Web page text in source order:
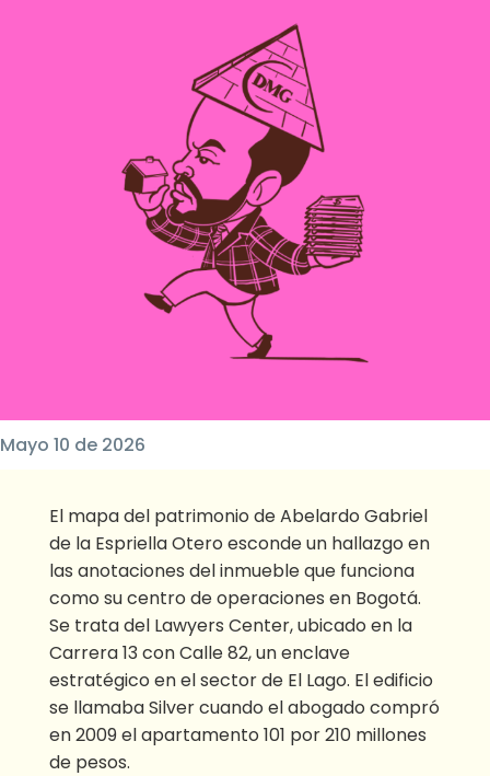
Mayo 10 de 2026
El mapa del patrimonio de Abelardo Gabriel
de la Espriella Otero esconde un hallazgo en
las anotaciones del inmueble que funciona
como su centro de operaciones en Bogotá.
Se trata del Lawyers Center, ubicado en la
Carrera 13 con Calle 82, un enclave
estratégico en el sector de El Lago. El edificio
se llamaba Silver cuando el abogado compró
en 2009 el apartamento 101 por 210 millones
de pesos.